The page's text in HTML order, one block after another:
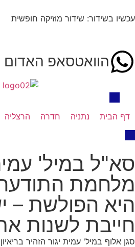
עכשיו בשידור: שידור מוזיקה חופשית
הוואטסאפ האדום
דף הבית נתניה חדרה הרצליה
סא"ל במיל'
מלחמת
היא הפולשת –
חייבת לשנות
סגן אלוף במיל' עמית יגור הזהיר